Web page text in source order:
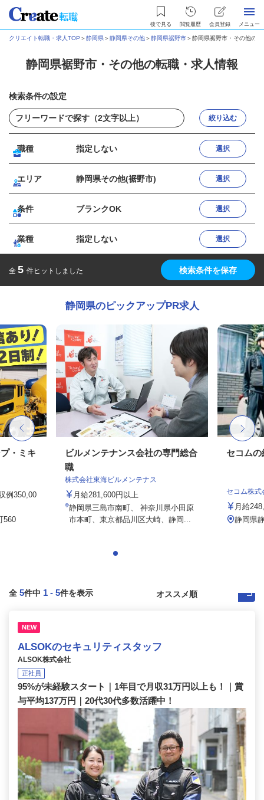
後で見る 閲覧履歴 会員登録 メニュー
クリエイト転職・求人TOP ＞静岡県＞静岡県その他＞静岡県裾野市＞静岡県裾野市・その他の
静岡県裾野市・その他の転職・求人情報
検索条件の設定
絞り込む
職種 指定しない 選択
エリア 静岡県その他(裾野市) 選択
条件 ブランクOK 選択
業種 指定しない 選択
全 5 件ヒットしました 検索条件を保存
静岡県のピックアップPR求人
・ミキ
例350,00
560
ビルメンテナンス会社の専門総合
職
株式会社東海ビルメンテナス
月給281,600円以上
静岡県三島市南町、 神奈川県小田原
市本町、東京都品川区大崎、静岡...
セコムの
セコム株式
月給
静岡県
全 5件中 1 - 5件を表示
NEW
ALSOKのセキュリティスタッフ
ALSOK株式会社
正社員
95%が未経験スタート｜1年目で月収31万円以上も！｜賞
与平均137万円｜20代30代多数活躍中！